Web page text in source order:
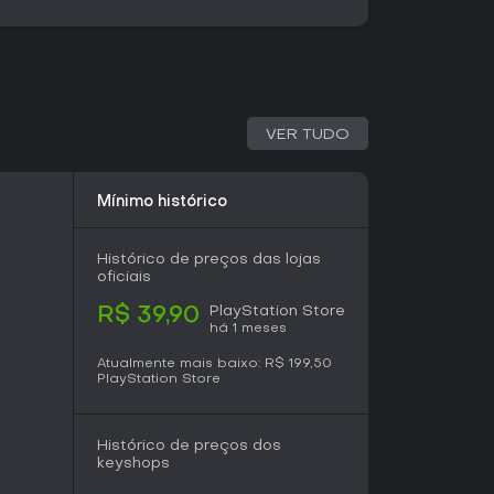
aleatórios, estimulando novas
como paredes de laser e
auxílios para oferecer uma versão mais
da torre, alcançando as ruínas cyberpunk
Reikowski acompanham a ação com
VER TUDO
Mínimo histórico
Histórico de preços das lojas
oficiais
R$ 39,90 PlayStation Store
há 1 meses
Atualmente mais baixo: R$ 199,50
PlayStation Store
Histórico de preços dos
keyshops